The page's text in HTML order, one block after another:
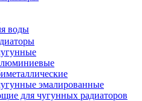
воды
эмалированные
для чугунных радиаторов